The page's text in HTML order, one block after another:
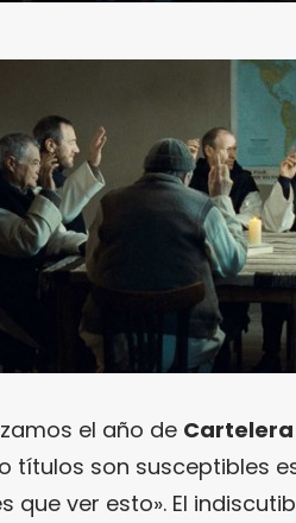
el año de Cartelera
títulos son susceptibles
que ver esto». El